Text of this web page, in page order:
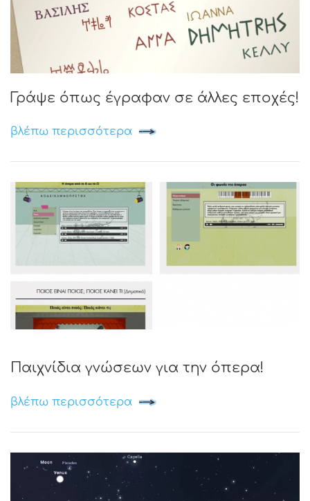
Γράψε όπως έγραφαν σε άλλες εποχές!
βλέπω περισσότερα
Παιχνίδια γνώσεων για την όπερα!
βλέπω περισσότερα